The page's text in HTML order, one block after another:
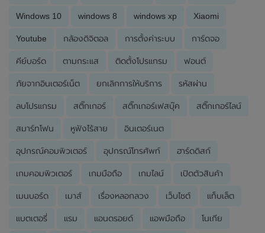
Windows 10 windows 8 windows xp Xiaomi
Youtube กล้องดิจิตอล การตั้งค่าระบบ การ์ดจอ
คีย์บอร์ด ตามกระแส ติดตั้งโปรแกรม ฟอนต์
ภัยจากอินเตอร์เน็ต ยกเลิกการให้บริการ รหัสผ่าน
ลบโปรแกรม สติ๊กเกอร์ สติ๊กเกอร์เฟสบุ๊ค สติ๊กเกอร์ไลน์
สมาร์ทโฟน หูฟังไร้สาย อินเตอร์เนต
อุปกรณ์คอมพิวเตอร์ อุปกรณ์โทรศัพท์ ฮาร์ดดิสก์
เกมคอมพิวเตอร์ เกมมือถือ เกมไลน์ เปิดตัวสินค้า
เมนบอร์ด เมาส์ เรื่องหลอกลวง เว็บไซต์ แท็บเล็ต
แบตเตอรี่ แรม แอนดรอยด์ แอพมือถือ โนเกีย